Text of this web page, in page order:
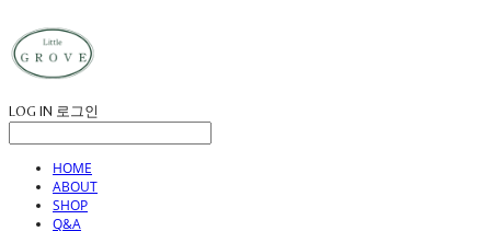
LOG IN 로그인
HOME
ABOUT
SHOP
Q&A